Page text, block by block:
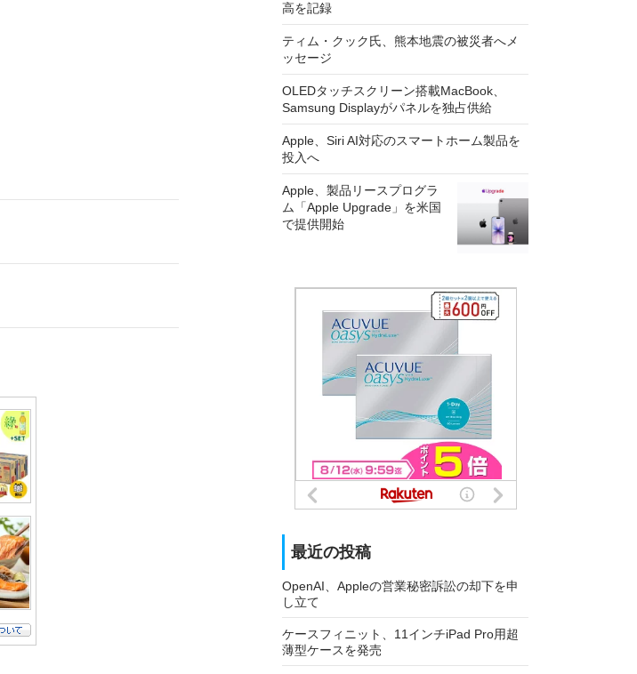
高を記録
ティム・クック氏、熊本地震の被災者へメ
ッセージ
OLEDタッチスクリーン搭載MacBook、
Samsung Displayがパネルを独占供給
Apple、Siri AI対応のスマートホーム製品を
投入へ
Apple、製品リースプログラ
ム「Apple Upgrade」を米国
で提供開始
最近の投稿
OpenAI、Appleの営業秘密訴訟の却下を申
し立て
ケースフィニット、11インチiPad Pro用超
薄型ケースを発売